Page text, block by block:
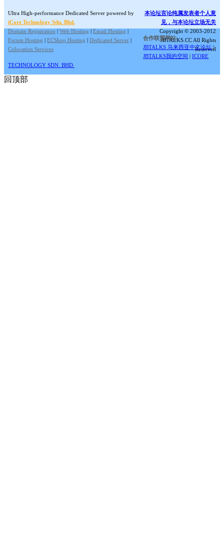
Ultra High-performance Dedicated Server powered by
iCore Technology Sdn. Bhd.
Domain Registration | Web Hosting | Email Hosting |
Forum Hosting | ECShop Hosting | Dedicated Server |
Colocation Services
本论坛言论纯属发表者个人意
见，与本论坛立场无关
Copyright © 2003-2012
JBTALKS.CC All Rights
Reserved
合作联盟网站:
JBTALKS 马来西亚中文论坛 |
JBTALKS我的空间 |ICORE
TECHNOLOGY SDN. BHD.
回顶部